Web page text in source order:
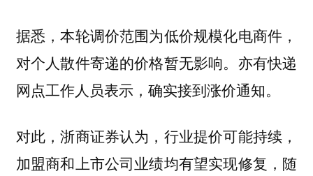
据悉，本轮调价范围为低价规模化电商件，
对个人散件寄递的价格暂无影响。亦有快递
网点工作人员表示，确实接到涨价通知。
对此，浙商证券认为，行业提价可能持续，
加盟商和上市公司业绩均有望实现修复，随